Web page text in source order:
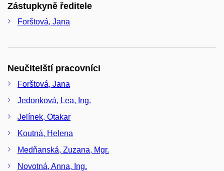
Zástupkyně ředitele
Forštová, Jana
Neučitelští pracovníci
Forštová, Jana
Jedonková, Lea, Ing.
Jelínek, Otakar
Koutná, Helena
Medňanská, Zuzana, Mgr.
Novotná, Anna, Ing.